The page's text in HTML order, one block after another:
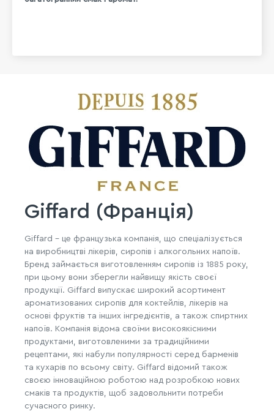
Giffard (Франція)
Giffard - це французька компанія, що спеціалізується
на виробництві лікерів, сиропів і алкогольних напоїв.
Бренд займається виготовленням сиропів із 1885 року,
при цьому вони зберегли найвищу якість своєї
продукції. Giffard випускає широкий асортимент
ароматизованих сиропів для коктейлів, лікерів на
основі фруктів та інших інгредієнтів, а також спиртних
напоїв. Компанія відома своїми високоякісними
продуктами, виготовленими за традиційними
рецептами, які набули популярності серед барменів
та кухарів по всьому світу. Giffard відомий також
своєю інноваційною роботою над розробкою нових
смаків та продуктів, щоб задовольнити потреби
сучасного ринку.